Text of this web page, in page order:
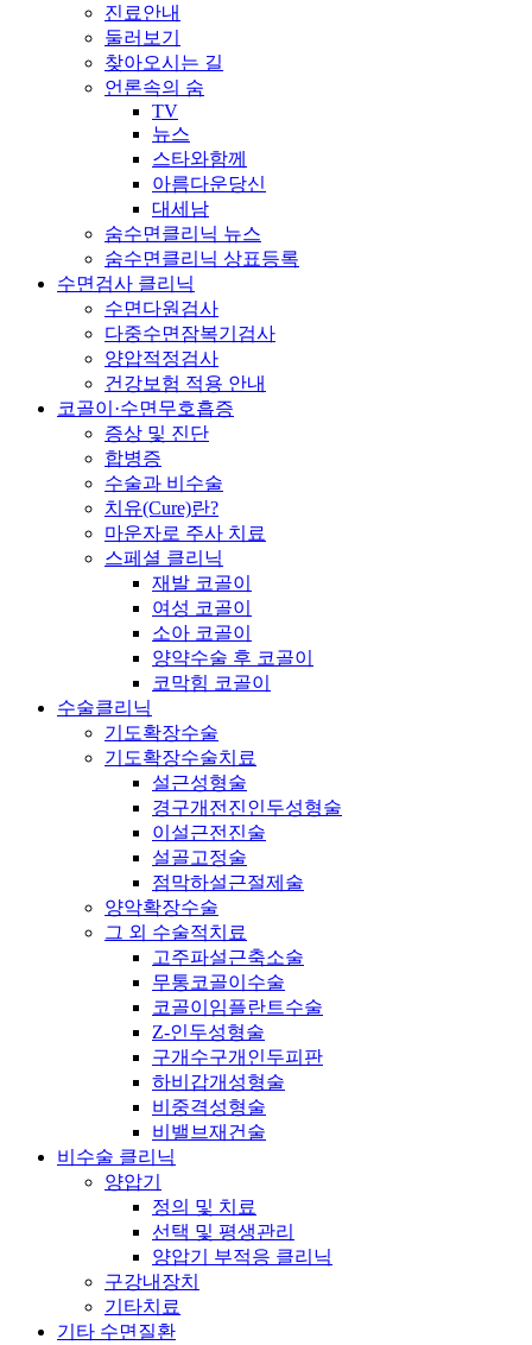
진료안내
둘러보기
찾아오시는 길
언론속의 숨
TV
뉴스
스타와함께
아름다운당신
대세남
숨수면클리닉 뉴스
숨수면클리닉 상표등록
수면검사 클리닉
수면다원검사
다중수면잠복기검사
양압적정검사
건강보험 적용 안내
코골이·수면무호흡증
증상 및 진단
합병증
수술과 비수술
치유(Cure)란?
마운자로 주사 치료
스페셜 클리닉
재발 코골이
여성 코골이
소아 코골이
양약수술 후 코골이
코막힘 코골이
수술클리닉
기도확장수술
기도확장수술치료
설근성형술
경구개전진인두성형술
이설근전진술
설골고정술
점막하설근절제술
양악확장수술
그 외 수술적치료
고주파설근축소술
무통코골이수술
코골이임플란트수술
Z-인두성형술
구개수구개인두피판
하비갑개성형술
비중격성형술
비밸브재건술
비수술 클리닉
양압기
정의 및 치료
선택 및 평생관리
양압기 부적응 클리닉
구강내장치
기타치료
기타 수면질환